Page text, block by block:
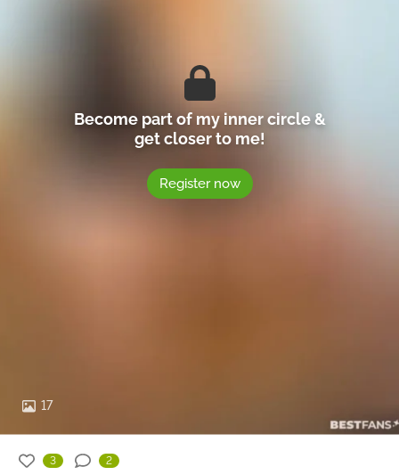
17
Become part of my inner circle &
get closer to me!
Register now
3 2